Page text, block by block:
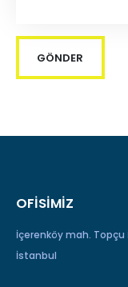
OFISIMIZ
İçerenköy mah. Topçu
İstanbul